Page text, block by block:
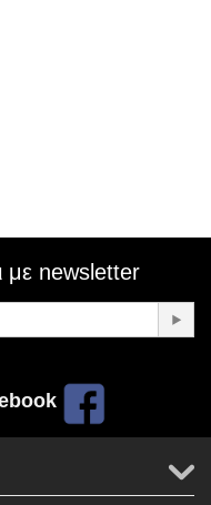
με newsletter